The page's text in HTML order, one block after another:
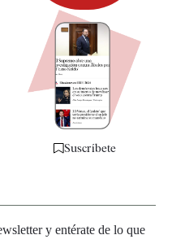
Suscríbete
y entérate de lo que